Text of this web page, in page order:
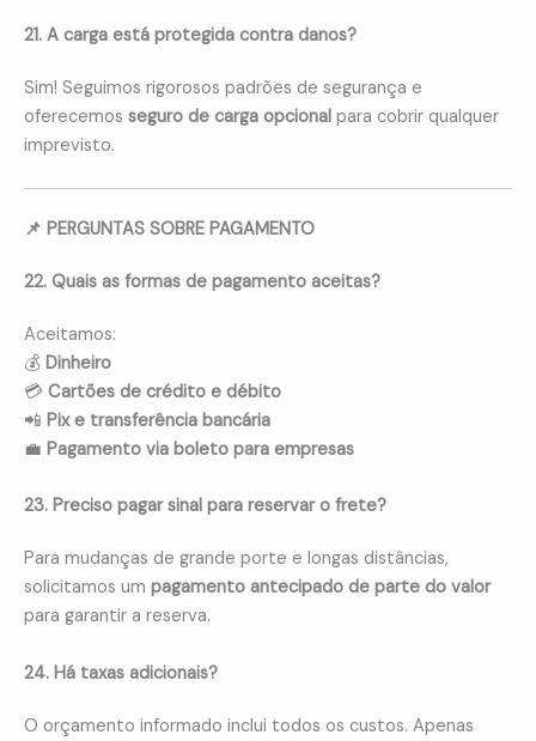
21. A carga está protegida contra danos?
Sim! Seguimos rigorosos padrões de segurança e
oferecemos seguro de carga opcional para cobrir qualquer
imprevisto.
📌 PERGUNTAS SOBRE PAGAMENTO
22. Quais as formas de pagamento aceitas?
Aceitamos:
💰 Dinheiro
💳 Cartões de crédito e débito
📲 Pix e transferência bancária
💼 Pagamento via boleto para empresas
23. Preciso pagar sinal para reservar o frete?
Para mudanças de grande porte e longas distâncias,
solicitamos um pagamento antecipado de parte do valor
para garantir a reserva.
24. Há taxas adicionais?
O orçamento informado inclui todos os custos. Apenas